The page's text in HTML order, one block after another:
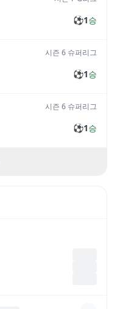
⚽1승
시즌 6 슈퍼리그
⚽1승
시즌 6 슈퍼리그
⚽1승